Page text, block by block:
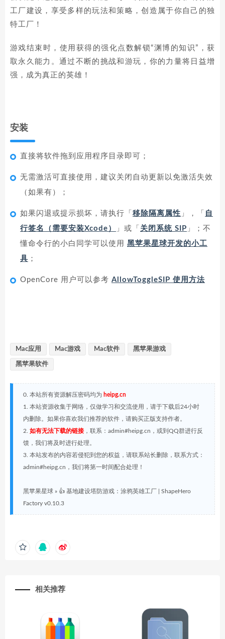
工厂建设，享受多样的玩法和策略，创造属于你自己的独
特工厂！
游戏结束时，使用获得的强化点数解锁“渊博的知识”，获
取永久能力。通过不断的挑战和游玩，你的力量将日益增
强，成为真正的英雄！
安装
直接将软件拖到应用程序目录即可；
无需激活可直接使用，建议关闭自动更新以免激活失效
（如果有）；
如果闪退或提示损坏，请执行「 移除隔离属性 」，「 自
行签名（需要安装Xcode）
」或「 关闭系统 SIP 」；不
懂命令行的小白同学可以使用 黑苹果星球开发的小工
具 ；
OpenCore 用户可以参考 AllowToggleSIP 使用方法
Mac应用 Mac游戏 Mac软件 黑苹果游戏
黑苹果软件
0. 本站所有资源解压密码均为 heipg.cn
1. 本站资源收集于网络，仅做学习和交流使用，请于下载后24小时
内删除。如果你喜欢我们推荐的软件，请购买正版支持作者。
2. 如有无法下载的链接，联系：admin#heipg.cn，或到QQ群进行反
馈，我们将及时进行处理。
3. 本站发布的内容若侵犯到您的权益，请联系站长删除，联系方式：
admin#heipg.cn，我们将第一时间配合处理！
黑苹果星球 » 👍 基地建设塔防游戏：涂鸦英雄工厂 | ShapeHero
Factory v0.10.3
相关推荐